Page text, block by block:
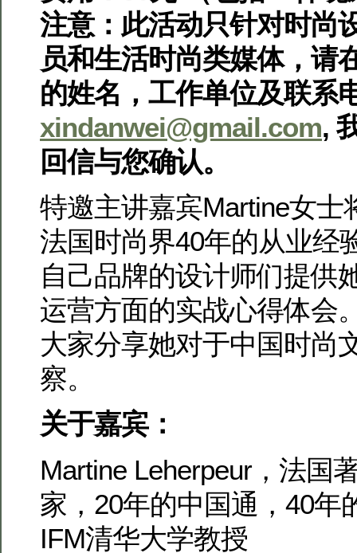
注意：此活动只针对时尚
员和生活时尚类媒体，请
的姓名，工作单位及联系
xindanwei@gmail.com,
回信与您确认。
特邀主讲嘉宾Martine女士
法国时尚界40年的从业经
自己品牌的设计师们提供
运营方面的实战心得体会
大家分享她对于中国时尚
察。
关于嘉宾：
Martine Leherpeur，法国
家，20年的中国通，40年
IFM清华大学教授